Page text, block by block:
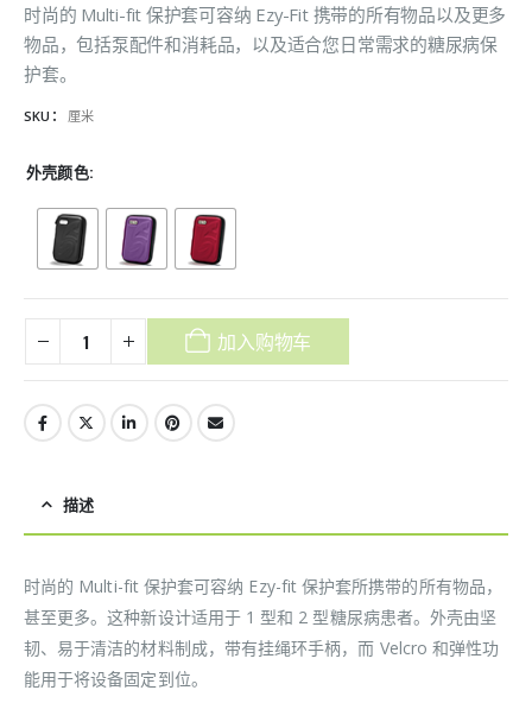
时尚的 Multi-fit 保护套可容纳 Ezy-Fit 携带的所有物品以及更多
物品，包括泵配件和消耗品，以及适合您日常需求的糖尿病保
护套。
SKU： 厘米
外壳颜色
加入购物车
描述
时尚的 Multi-fit 保护套可容纳 Ezy-fit 保护套所携带的所有物品，
甚至更多。这种新设计适用于 1 型和 2 型糖尿病患者。外壳由坚
韧、易于清洁的材料制成，带有挂绳环手柄，而 Velcro 和弹性功
能用于将设备固定到位。